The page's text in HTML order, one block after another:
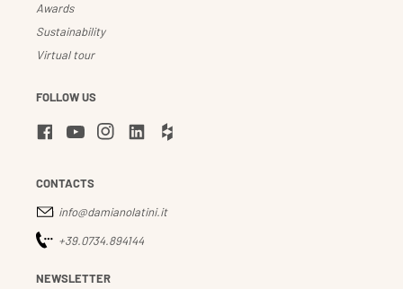
Awards
Sustainability
Virtual tour
FOLLOW US
CONTACTS
info@damianolatini.it
+39.0734.894144
NEWSLETTER